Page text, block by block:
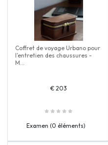
Coffret de voyage Urbano pour
l’entretien des chaussures -
M...
€ 203
Examen (0 éléments)